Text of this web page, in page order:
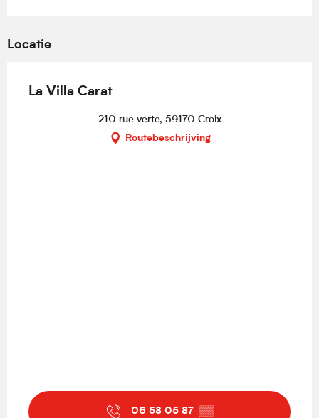
Locatie
La Villa Carat
210 rue verte, 59170 Croix
Routebeschrijving
06 58 05 87 ▒▒